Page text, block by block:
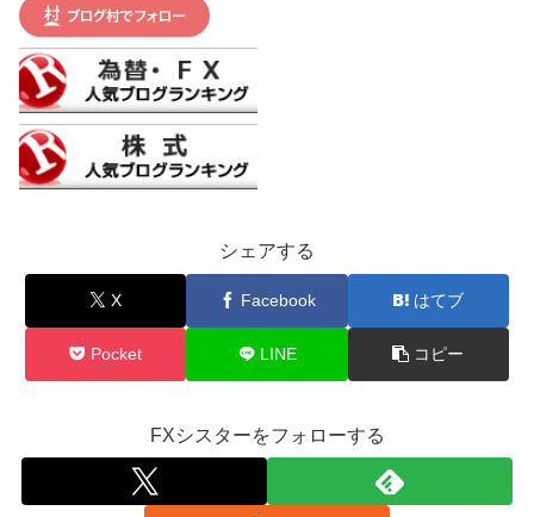
シェアする
X Facebook はてブ
Pocket LINE コピー
FXシスターをフォローする